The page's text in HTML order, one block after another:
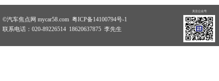
©汽车焦点网 mycar58.com 粤ICP备14100794号-1
联系电话：020-89226514 18620637875 李先生
关注公众号